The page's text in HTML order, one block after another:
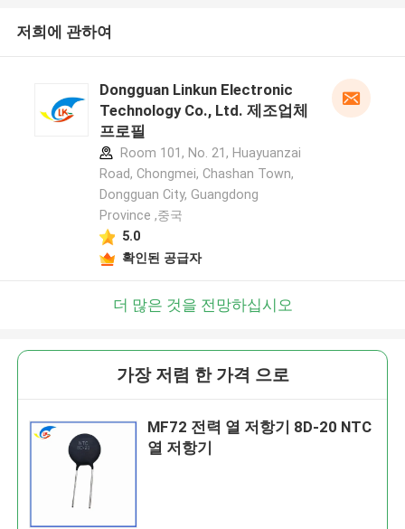
저희에 관하여
Dongguan Linkun Electronic
Technology Co., Ltd. 제조업체
프로필
Room 101, No. 21, Huayuanzai
Road, Chongmei, Chashan Town,
Dongguan City, Guangdong
Province ,중국
5.0
확인된 공급자
더 많은 것을 전망하십시오
가장 저렴 한 가격 으로
MF72 전력 열 저항기 8D-20 NTC
열 저항기